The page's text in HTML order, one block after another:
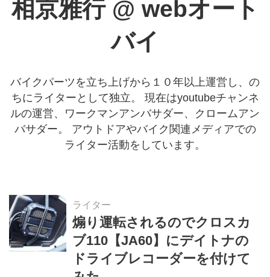
相京雅行 @ webオート
バイ
バイクパーツを立ち上げから１０年以上運営し、の
ちにライターとして独立。 現在はyoutubeチャンネ
ルの運営、ワークマンアンバサダー、クロームアン
バサダー。 アウトドアやバイク関連メディアでの
ライター活動をしています。
ライター
煽り運転されるのでクロスカ
ブ110【JA60】にデイトナの
ドライブレコーダーを付けて